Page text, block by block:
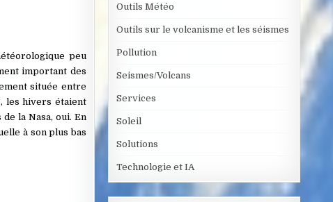
peu
important des
située entre
les hivers étaient
la Nasa, oui. En
à son plus bas
Outils Météo
Outils sur le volcanisme et les séismes
Pollution
Seismes/Volcans
Services
Soleil
Solutions
Technologie et IA